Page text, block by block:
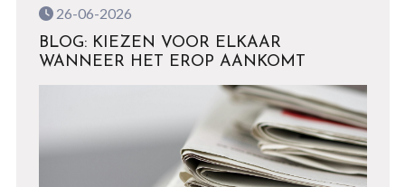
26-06-2026
BLOG: KIEZEN VOOR ELKAAR
WANNEER HET EROP AANKOMT